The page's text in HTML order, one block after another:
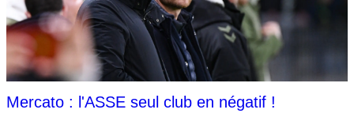
Mercato : l'ASSE seul club en négatif !